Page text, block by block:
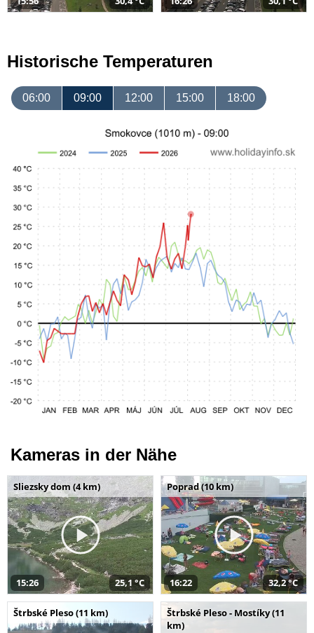
Historische Temperaturen
06:00 09:00 12:00 15:00 18:00
Kameras in der Nähe
Sliezsky dom (4 km)
15:26 25,1 °C
Poprad (10 km)
16:22 32,2 °C
Štrbské Pleso (11 km)
Štrbské Pleso - Mostíky (11
km)